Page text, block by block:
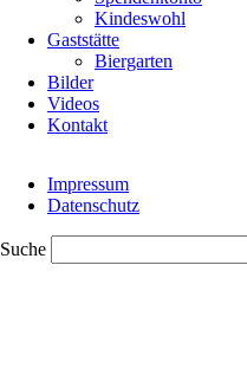
Kindeswohl
Gaststätte
Biergarten
Bilder
Videos
Kontakt
überspringen
Impressum
Datenschutz
Suche